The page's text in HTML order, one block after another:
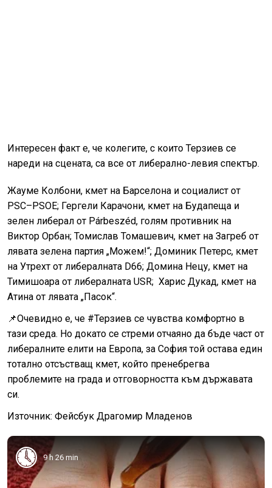
Интересен факт е, че колегите, с които Терзиев се
нареди на сцената, са все от либерално-левия спектър.
Жауме Колбони, кмет на Барселона и социалист от
PSC–PSOE; Гергели Карачони, кмет на Будапеща и
зелен либерал от Párbeszéd, голям противник на
Виктор Орбан; Томислав Томашевич, кмет на Загреб от
лявата зелена партия „Можем!“; Доминик Петерс, кмет
на Утрехт от либералната D66; Домина Нецу, кмет на
Тимишоара от либералната USR; Харис Дукад, кмет на
Атина от лявата „Пасок“.
📌Очевидно е, че #Терзиев се чувства комфортно в
тази среда. Но докато се стреми отчаяно да бъде част от
либералните елити на Европа, за София той остава един
тотално отсъстващ кмет, който пренебрегва
проблемите на града и отговорността към държавата
си.
Източник: Фейсбук Драгомир Младенов
9 h 26 min